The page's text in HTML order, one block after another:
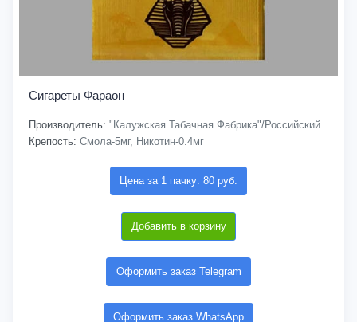
Сигареты Фараон
Производитель: "Калужская Табачная Фабрика"/Российский
Крепость: Смола-5мг, Никотин-0.4мг
Цена за 1 пачку: 80 руб.
Добавить в корзину
Оформить заказ Telegram
Оформить заказ WhatsApp